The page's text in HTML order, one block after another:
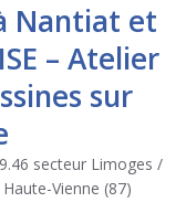
Nantiat et
– Atelier
sur
secteur Limoges /
Vienne (87)